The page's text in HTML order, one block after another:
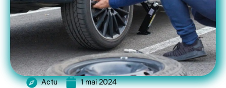
Actu 1 mai 2024